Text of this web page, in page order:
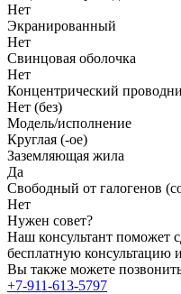
Нет
Экранированный
Нет
Свинцовая оболочка
Нет
Концентрический
Нет (без)
Модель/исполнение
Круглая (-ое)
Заземляющая жила
Да
Свободный от галогенов
Нет
Нужен совет?
Наш консультант поможет
бесплатную консультацию
Вы также можете
+7-911-613-5797